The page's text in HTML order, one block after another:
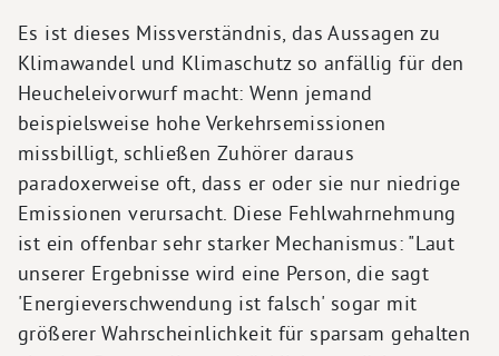
Es ist dieses Missverständnis, das Aussagen zu
Klimawandel und Klimaschutz so anfällig für den
Heucheleivorwurf macht: Wenn jemand
beispielsweise hohe Verkehrsemissionen
missbilligt, schließen Zuhörer daraus
paradoxerweise oft, dass er oder sie nur niedrige
Emissionen verursacht. Diese Fehlwahrnehmung
ist ein offenbar sehr starker Mechanismus: "Laut
unserer Ergebnisse wird eine Person, die sagt
'Energieverschwendung ist falsch' sogar mit
größerer Wahrscheinlichkeit für sparsam gehalten